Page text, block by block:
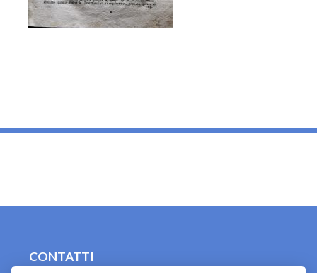
CONTATTI